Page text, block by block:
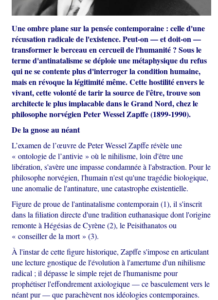
Une ombre plane sur la pensée contemporaine : celle d'une
récusation radicale de l'existence. Peut-on — et doit-on —
transformer le berceau en cercueil de l'humanité ? Sous le
terme d'antinatalisme se déploie une métaphysique du refus
qui ne se contente plus d'interroger la condition humaine,
mais en révoque la légitimité même. Cette hostilité envers le
vivant, cette volonté de tarir la source de l'être, trouve son
architecte le plus implacable dans le Grand Nord, chez le
philosophe norvégien Peter Wessel Zapffe (1899-1990).
De la gnose au néant
L’examen de l’œuvre de Peter Wessel Zapffe révèle une
« ontologie de l’antivie » où le nihilisme, loin d'être une
libération, s'avère une impasse condamnée à l'abstraction. Pour le
philosophe norvégien, l'humain n'est qu'une tragédie biologique,
une anomalie de l'antinature, une catastrophe existentielle.
Figure de proue de l'antinatalisme contemporain (1), il s'inscrit
dans la filiation directe d'une tradition euthanasique dont l'origine
remonte à Hégésias de Cyrène (2), le Peisithanatos ou
« conseiller de la mort » (3).
À l'instar de cette figure historique, Zapffe s'impose en articulant
une lecture gnostique de l'évolution à l'amertume d'un nihilisme
radical ; il dépasse le simple rejet de l'humanisme pour
prophétiser l'effondrement axiologique — ce basculement vers le
néant pur — que parachèvent nos idéologies contemporaines.